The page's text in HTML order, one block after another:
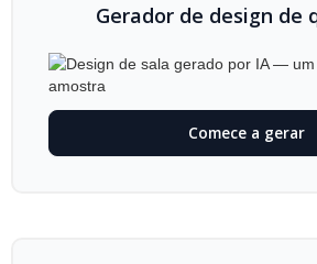
Gerador de design de
Comece a gerar